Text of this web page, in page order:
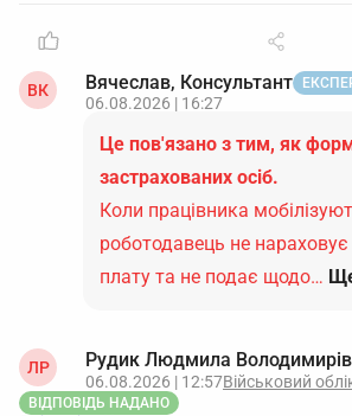
ВК Вячеслав, Консультант
06.08.2026 | 16:27
Це пов'язано з тим, як
застрахованих осіб.
Коли працівника
роботодавець не
плату та не подає щодо…
ЛР Рудик Людмила
06.08.2026 | 12:57Військовий
ВІДПОВІДЬ НАДАНО